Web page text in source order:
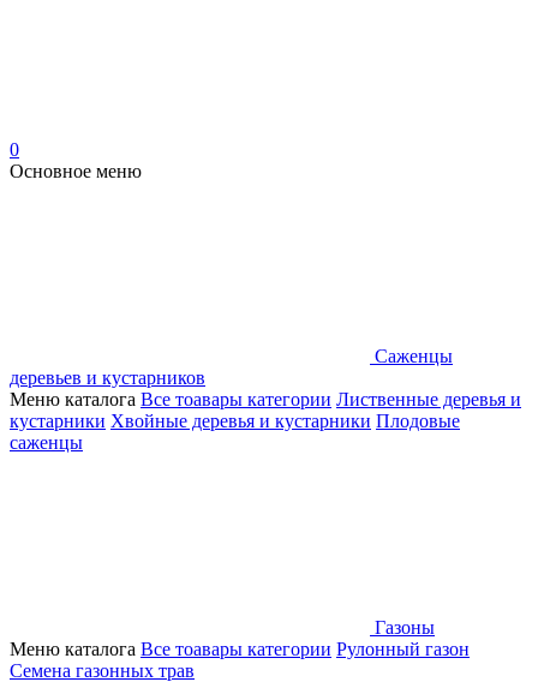
0
Основное меню
Саженцы
деревьев и кустарников
Меню каталога Все тоавары категории Лиственные деревья и
кустарники Хвойные деревья и кустарники Плодовые
саженцы
Газоны
Меню каталога Все тоавары категории Рулонный газон
Семена газонных трав